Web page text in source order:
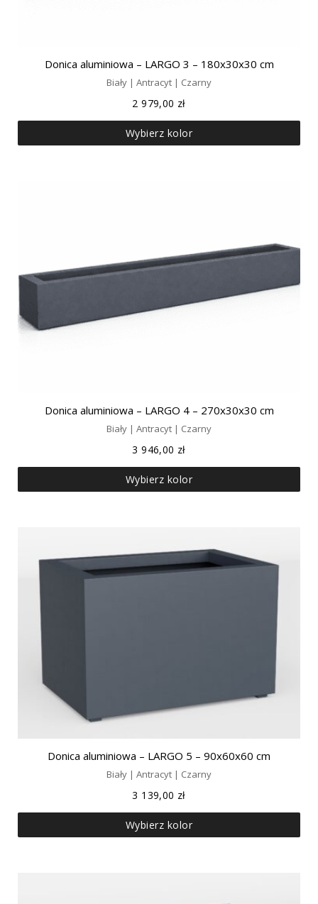
Donica aluminiowa – LARGO 3 – 180x30x30 cm
Biały | Antracyt | Czarny
2 979,00 zł
Wybierz kolor
Donica aluminiowa – LARGO 4 – 270x30x30 cm
Biały | Antracyt | Czarny
3 946,00 zł
Wybierz kolor
Donica aluminiowa – LARGO 5 – 90x60x60 cm
Biały | Antracyt | Czarny
3 139,00 zł
Wybierz kolor